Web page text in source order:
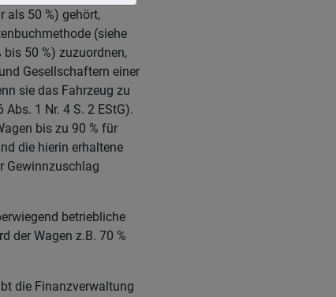
als 50 %) gehört,
(siehe
50 %) zuzuordnen,
Gesellschaftern einer
sie das Fahrzeug zu
1 Nr. 4 S. 2 EStG).
bis zu 90 % für
die hierin erhaltene
Gewinnzuschlag
betriebliche
der Wagen z.B. 70 %
die Finanzverwaltung